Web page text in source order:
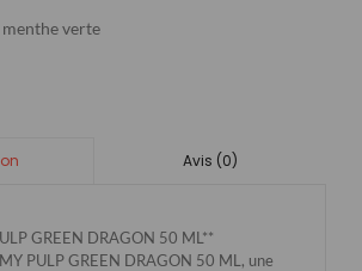
verte
Avis (0)
GREEN DRAGON 50 ML**
PULP GREEN DRAGON 50 ML, une